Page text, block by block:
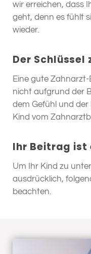
wir erreichen, dass
geht, denn es fühlt
wieder.
Der Schlüssel
Eine gute
nicht aufgrund der
dem Gefühl und
Kind vom
Ihr Beitrag ist
Um Ihr Kind zu
ausdrücklich,
beachten.